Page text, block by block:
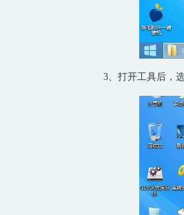
3、打开工具后，选